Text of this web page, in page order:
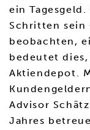
ein
Schritten sein
beobachten,
bedeutet
Aktiendepot.
Advisor
Jahres